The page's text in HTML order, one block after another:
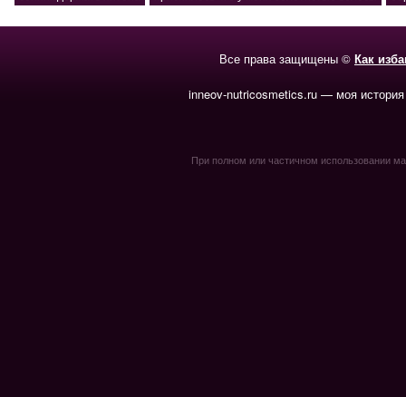
Все права защищены © Как
inneov-nutricosmetics.ru — моя
При полном или частичном использовании